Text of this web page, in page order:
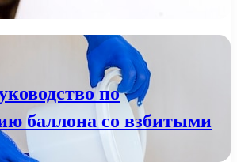
по
баллона со взбитыми